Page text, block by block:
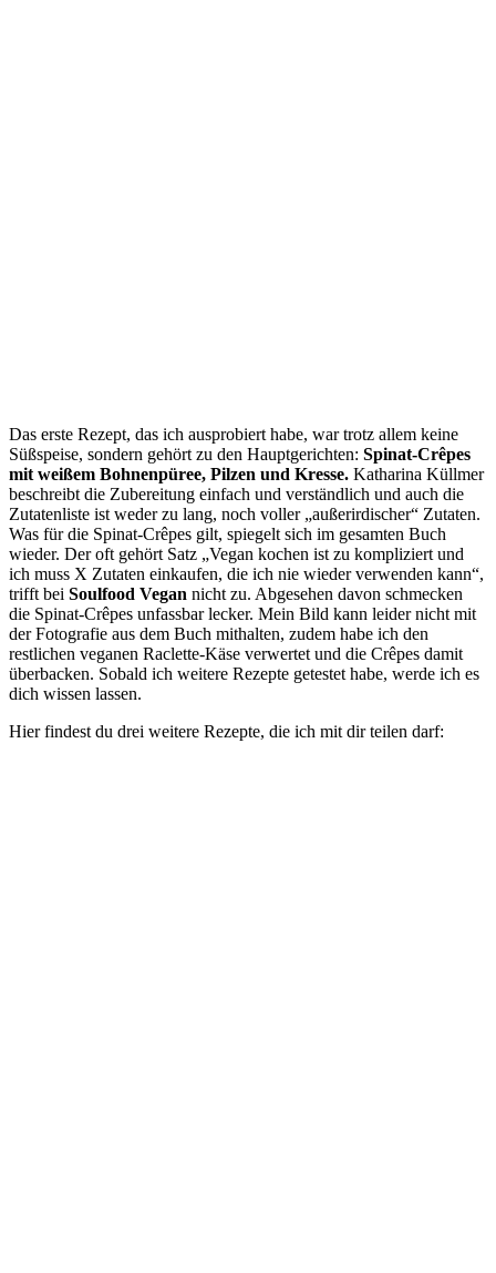
Das erste Rezept, das ich ausprobiert habe, war trotz allem keine
Süßspeise, sondern gehört zu den Hauptgerichten: Spinat-Crêpes
mit weißem Bohnenpüree, Pilzen und Kresse. Katharina Küllmer
beschreibt die Zubereitung einfach und verständlich und auch die
Zutatenliste ist weder zu lang, noch voller „außerirdischer“ Zutaten.
Was für die Spinat-Crêpes gilt, spiegelt sich im gesamten Buch
wieder. Der oft gehört Satz „Vegan kochen ist zu kompliziert und
ich muss X Zutaten einkaufen, die ich nie wieder verwenden kann“,
trifft bei Soulfood Vegan nicht zu. Abgesehen davon schmecken
die Spinat-Crêpes unfassbar lecker. Mein Bild kann leider nicht mit
der Fotografie aus dem Buch mithalten, zudem habe ich den
restlichen veganen Raclette-Käse verwertet und die Crêpes damit
überbacken. Sobald ich weitere Rezepte getestet habe, werde ich es
dich wissen lassen.
Hier findest du drei weitere Rezepte, die ich mit dir teilen darf: